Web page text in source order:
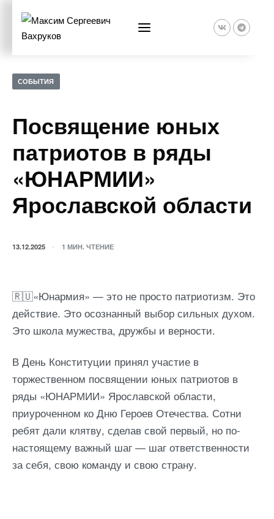
СОБЫТИЯ
Посвящение юных
патриотов в ряды
«ЮНАРМИИ»
Ярославской области
13.12.2025 1 МИН. ЧТЕНИЕ
🇷🇺«Юнармия» — это не просто патриотизм. Это
действие. Это осознанный выбор сильных духом.
Это школа мужества, дружбы и верности.
В День Конституции принял участие в
торжественном посвящении юных патриотов в
ряды «ЮНАРМИИ» Ярославской области,
приуроченном ко Дню Героев Отечества. Сотни
ребят дали клятву, сделав свой первый, но по-
настоящему важный шаг — шаг ответственности
за себя, свою команду и свою страну.